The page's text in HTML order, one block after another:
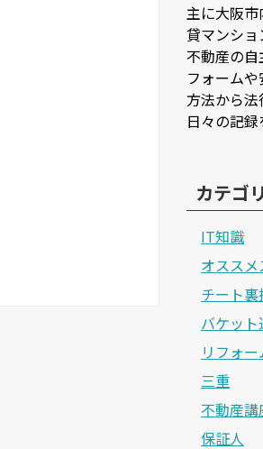
主に大阪
貸マンシ
不動産の自
フォーム
方法から
日々の記録
カテゴ
IT知識
オススメ
チート
バケット
リフォー
三重
不動産講
保証人